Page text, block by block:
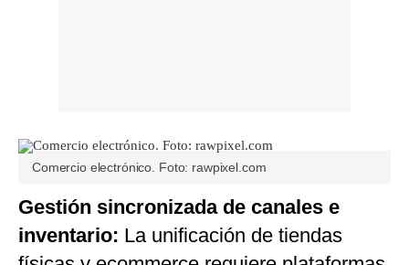
Comercio electrónico. Foto: rawpixel.com
Gestión sincronizada de canales e
inventario: La unificación de tiendas